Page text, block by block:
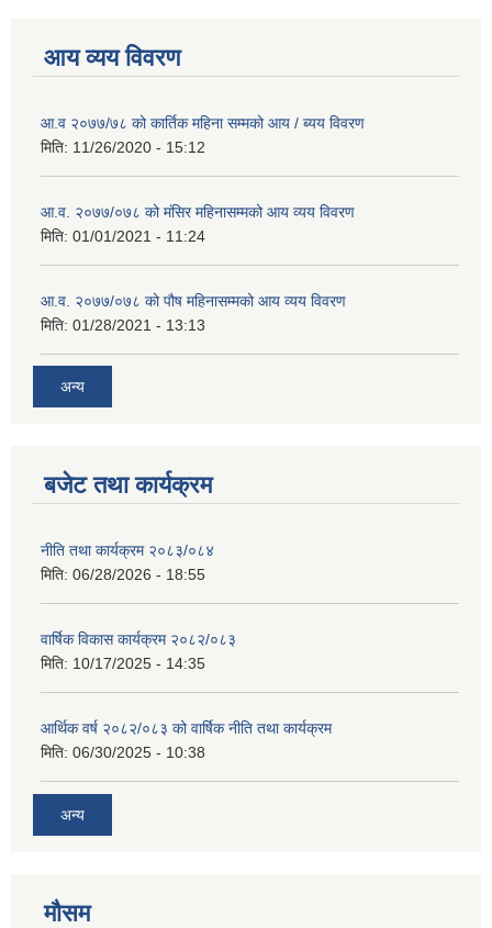
आय व्यय विवरण
आ.व २०७७/७८ को कार्तिक महिना सम्मको आय / ब्यय विवरण
मिति: 11/26/2020 - 15:12
आ.व. २०७७/०७८ को मंसिर महिनासम्मको आय व्यय विवरण
मिति: 01/01/2021 - 11:24
आ.व. २०७७/०७८ को पौष महिनासम्मको आय व्यय विवरण
मिति: 01/28/2021 - 13:13
अन्य
बजेट तथा कार्यक्रम
नीति तथा कार्यक्रम २०८३/०८४
मिति: 06/28/2026 - 18:55
वार्षिक विकास कार्यक्रम २०८२/०८३
मिति: 10/17/2025 - 14:35
आर्थिक वर्ष २०८२/०८३ को वार्षिक नीति तथा कार्यक्रम
मिति: 06/30/2025 - 10:38
अन्य
मौसम